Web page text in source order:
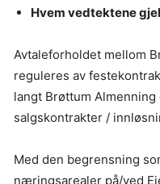
Hvem vedtektene
Avtaleforholdet mellom
reguleres av
langt Brøttum
salgskontrakter /
Med den begrensning
næringsarealer på/ved